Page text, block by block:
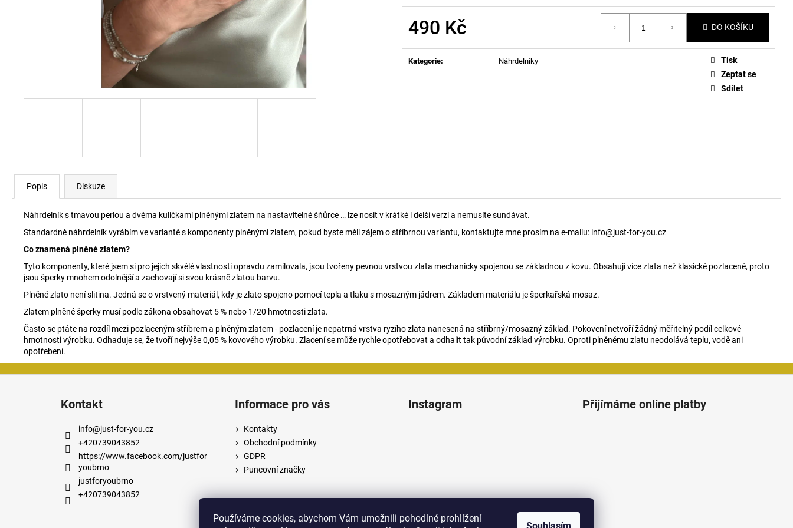
Používáme cookies, abychom Vám umožnili pohodlné prohlížení
490 Kč DO KOŠÍKU
Kategorie: Náhrdelníky
Tisk
Zeptat se
Sdílet
Popis Diskuze
Náhrdelník s tmavou perlou a dvěma kuličkami plněnými zlatem na nastavitelné šňůrce … lze nosit v krátké i delší verzi a nemusíte sundávat.
Standardně náhrdelník vyrábím ve variantě s komponenty plněnými zlatem, pokud byste měli zájem o stříbrnou variantu, kontaktujte mne prosím na e-mailu: info@just-for-you.cz
Co znamená plněné zlatem?
Tyto komponenty, které jsem si pro jejich skvělé vlastnosti opravdu zamilovala, jsou tvořeny pevnou vrstvou zlata mechanicky spojenou se základnou z kovu. Obsahují více zlata než klasické pozlacené, proto
jsou šperky mnohem odolnější a zachovají si svou krásně zlatou barvu.
Plněné zlato není slitina. Jedná se o vrstvený materiál, kdy je zlato spojeno pomocí tepla a tlaku s mosazným jádrem. Základem materiálu je šperkařská mosaz.
Zlatem plněné šperky musí podle zákona obsahovat 5 % nebo 1/20 hmotnosti zlata.
Často se ptáte na rozdíl mezi pozlaceným stříbrem a plněným zlatem - pozlacení je nepatrná vrstva ryzího zlata nanesená na stříbrný/mosazný základ. Pokovení netvoří žádný měřitelný podíl celkové
hmotnosti výrobku. Odhaduje se, že tvoří nejvýše 0,05 % kovového výrobku. Zlacení se může rychle opotřebovat a odhalit tak původní základ výrobku. Oproti plněnému zlatu neodolává teplu, vodě ani
opotřebení.
Kontakt
info@just-for-you.cz
+420739043852
https://www.facebook.com/justfor
youbrno
justforyoubrno
+420739043852
Informace pro vás
Kontakty
Obchodní podmínky
GDPR
Puncovní značky
Instagram Přijímáme online platby